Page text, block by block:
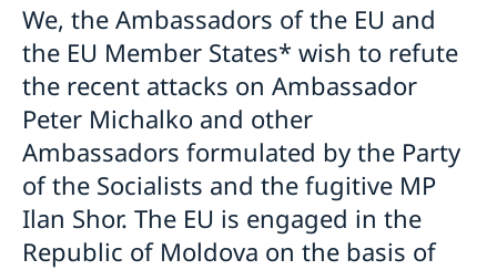
We, the Ambassadors of the EU and
the EU Member States* wish to refute
the recent attacks on Ambassador
Peter Michalko and other
Ambassadors formulated by the Party
of the Socialists and the fugitive MP
Ilan Shor. The EU is engaged in the
Republic of Moldova on the basis of